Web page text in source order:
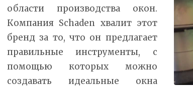
области производства окон.
Компания Schaden хвалит этот
бренд за то, что он предлагает
правильные инструменты, с
помощью которых можно
создавать идеальные окна